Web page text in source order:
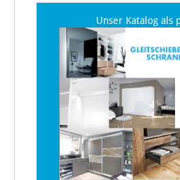
Unser Katalog als